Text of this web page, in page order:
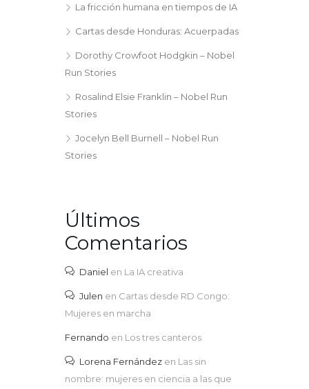
La fricción humana en tiempos de IA
Cartas desde Honduras: Acuerpadas
Dorothy Crowfoot Hodgkin – Nobel
Run Stories
Rosalind Elsie Franklin – Nobel Run
Stories
Jocelyn Bell Burnell – Nobel Run
Stories
Últimos
Comentarios
Daniel en La IA creativa
Julen en Cartas desde RD Congo:
Mujeres en marcha
Fernando en Los tres canteros
Lorena Fernández en Las sin
nombre: mujeres en ciencia a las que